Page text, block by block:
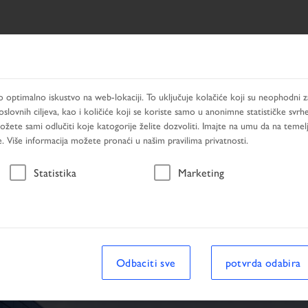
PRETRAŽIVANJA PRODUCTS USLUGE
Vozilo
optimalno iskustvo na web-lokaciji. To uključuje kolačiće koji su neophodni
ciljeva, kao i količiće koji se koriste samo u anonimne statističke
sami odlučiti koje katogorije želite dozvoliti. Imajte na umu da na
Više informacija možete pronaći u našim pravilima privatnosti.
Statistika Marketing
Odbaciti sve potvrda odabira